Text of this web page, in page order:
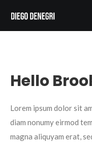
Hello
Lorem ipsum dolor sit
diam nonumy eirmod
magna aliquyam erat,